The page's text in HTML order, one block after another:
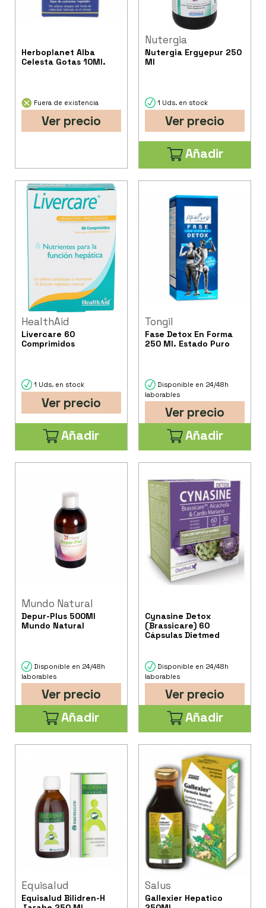
Herboplanet Alba
Celesta Gotas 10Ml.
Fuera de existencia
Ver precio
Nutergia
Nutergia Ergyepur 250
Ml
1 Uds. en stock
Ver precio
Añadir
HealthAid
Livercare 60
Comprimidos
1 Uds. en stock
Ver precio
Añadir
Tongil
Fase Detox En Forma
250 Ml. Estado Puro
Disponible en 24/48h
laborables
Ver precio
Añadir
Mundo Natural
Depur-Plus 500Ml
Mundo Natural
Disponible en 24/48h
laborables
Ver precio
Añadir
Cynasine Detox
(Brassicare) 60
Cápsulas Dietmed
Disponible en 24/48h
laborables
Ver precio
Añadir
Equisalud
Equisalud Bilidren-H
Salus
Gallexier Hepatico